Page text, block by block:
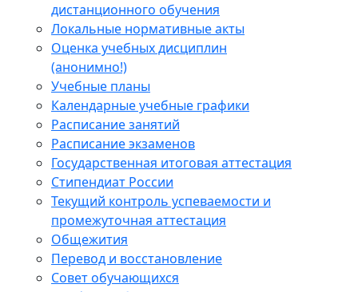
дистанционного обучения
Локальные нормативные акты
Оценка учебных дисциплин
(анонимно!)
Учебные планы
Календарные учебные графики
Расписание занятий
Расписание экзаменов
Государственная итоговая аттестация
Стипендиат России
Текущий контроль успеваемости и
промежуточная аттестация
Общежития
Перевод и восстановление
Совет обучающихся